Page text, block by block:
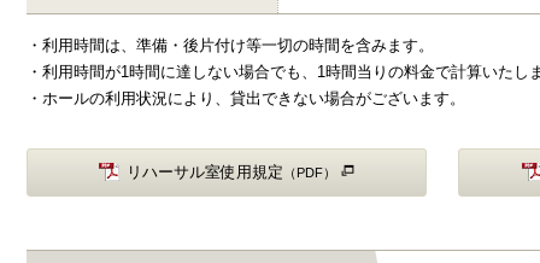
利用時間は、準備・後片付け等一切の時間を含みます。
利用時間が1時間に達しない場合でも、1時間当りの料金で計算いたし
ホールの利用状況により、貸出できない場合がございます。
リハーサル室使用規定 （PDF）